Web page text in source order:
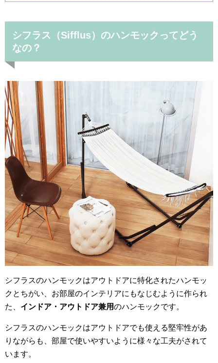
シフラス（Sifflus）のハンモックってどう
なの？
シフラスのハンモックはアウトドアに特化されたハンモッ
クとちがい、お部屋のインテリアにもなじむように作られ
た、 インドア・アウトドア兼用のハンモックです。
シフラスのハンモックはアウトドアでも使える堅牢性があ
りながらも、部屋で使いやすいように様々な工夫がされて
います。